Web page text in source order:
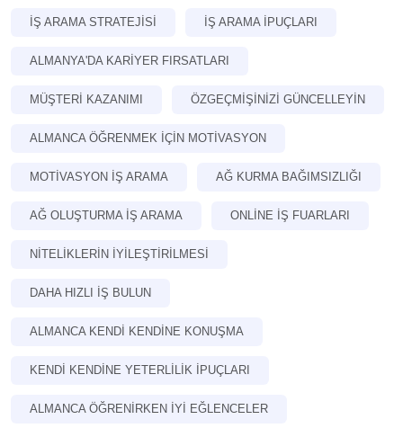
İŞ ARAMA STRATEJISI İŞ ARAMA IPUÇLARI
ALMANYA'DA KARIYER FIRSATLARI
MÜŞTERI KAZANIMI ÖZGEÇMIŞINIZI GÜNCELLEYIN
ALMANCA ÖĞRENMEK IÇIN MOTIVASYON
MOTIVASYON İŞ ARAMA AĞ KURMA BAĞIMSIZLIĞI
AĞ OLUŞTURMA İŞ ARAMA ONLINE İŞ FUARLARI
NITELIKLERIN IYILEŞTIRILMESI
DAHA HIZLI IŞ BULUN
ALMANCA KENDI KENDINE KONUŞMA
KENDI KENDINE YETERLILIK IPUÇLARI
ALMANCA ÖĞRENIRKEN IYI EĞLENCELER